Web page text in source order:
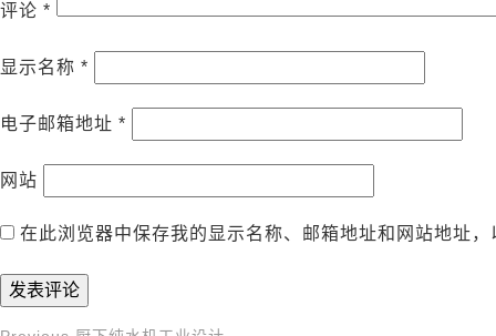
评论 *
显示名称 *
电子邮箱地址 *
网站
在此浏览器中保存我的显示名称、邮箱地址和网站地址